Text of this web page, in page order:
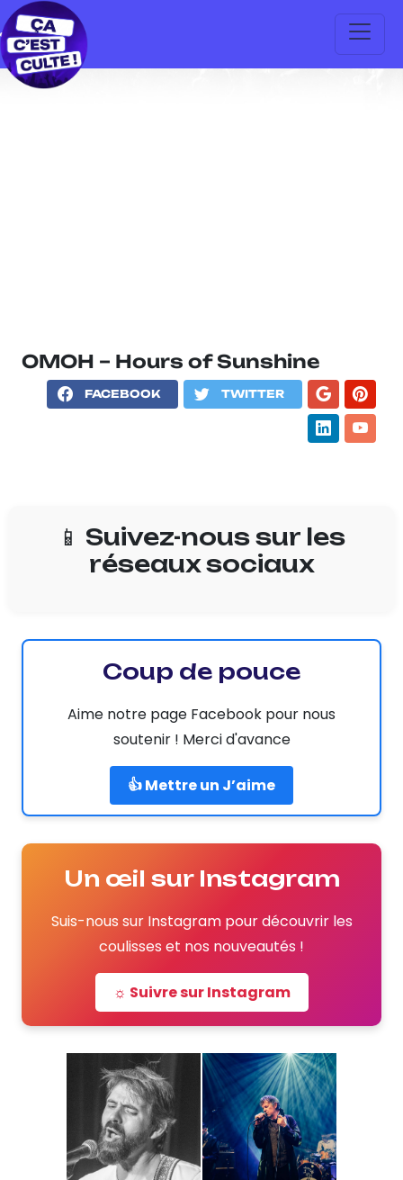
OMOH – Hours of Sunshine
FACEBOOK TWITTER
📱 Suivez-nous sur les
réseaux sociaux
Coup de pouce
Aime notre page Facebook pour nous
soutenir ! Merci d'avance
👍 Mettre un J’aime
Un œil sur Instagram
Suis-nous sur Instagram pour découvrir les
coulisses et nos nouveautés !
☼ Suivre sur Instagram